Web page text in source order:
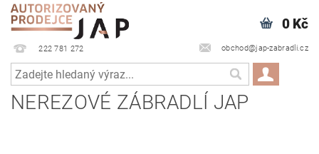
222 781 272 obchod@jap-zabradli.cz
0 Kč
NEREZOVÉ ZÁBRADLÍ JAP